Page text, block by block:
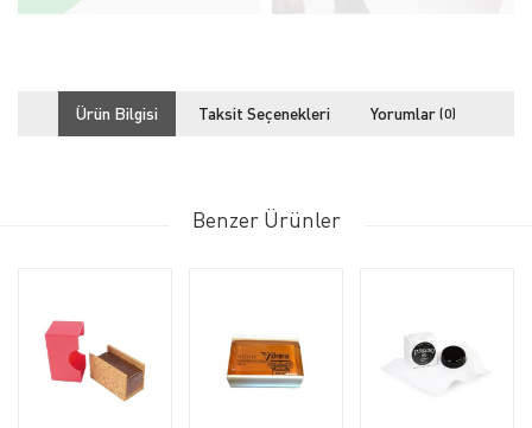
Ürün Bilgisi Taksit Seçenekleri Yorumlar (0)
Benzer Ürünler